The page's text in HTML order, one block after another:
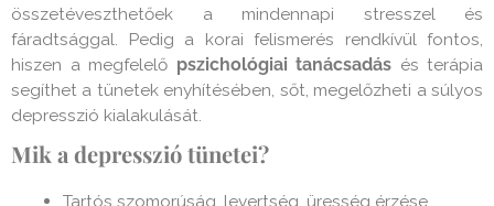
összetéveszthetőek a mindennapi stresszel és
fáradtsággal. Pedig a korai felismerés rendkívül fontos,
hiszen a megfelelő pszichológiai tanácsadás és terápia
segíthet a tünetek enyhítésében, sőt, megelőzheti a súlyos
depresszió kialakulását.
Mik a depresszió tünetei?
Tartós szomorúság, levertség, üresség érzése